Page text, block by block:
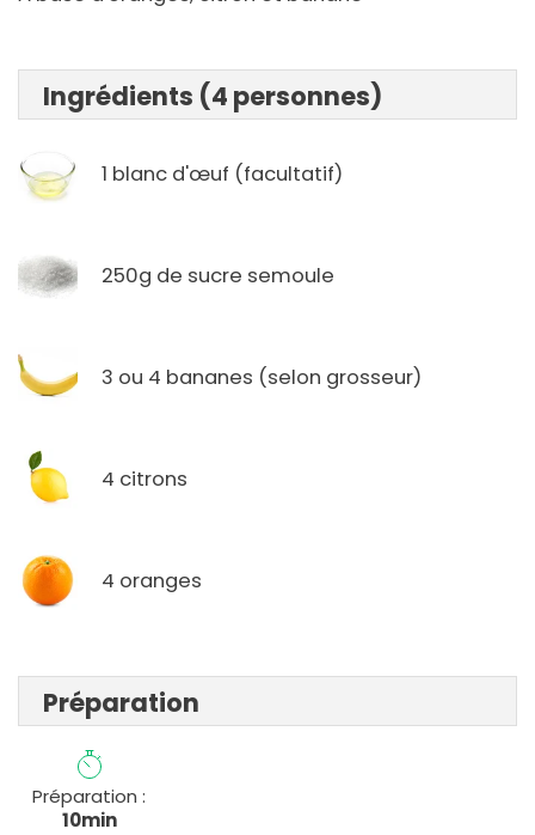
Ingrédients (4 personnes)
1 blanc d'œuf (facultatif)
250g de sucre semoule
3 ou 4 bananes (selon grosseur)
4 citrons
4 oranges
Préparation
Préparation :
10min